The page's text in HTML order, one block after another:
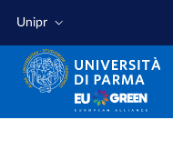
Unipr